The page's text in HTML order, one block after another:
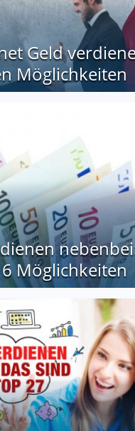
Geld
Möglichkeiten
Möglichkeiten